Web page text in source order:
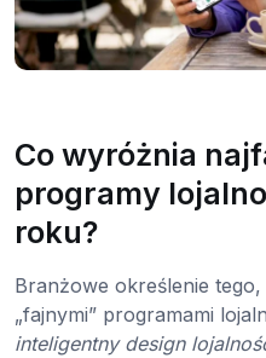
Co wyróżnia
programy
roku?
Branżowe określenie
„fajnymi” programami
inteligentny design